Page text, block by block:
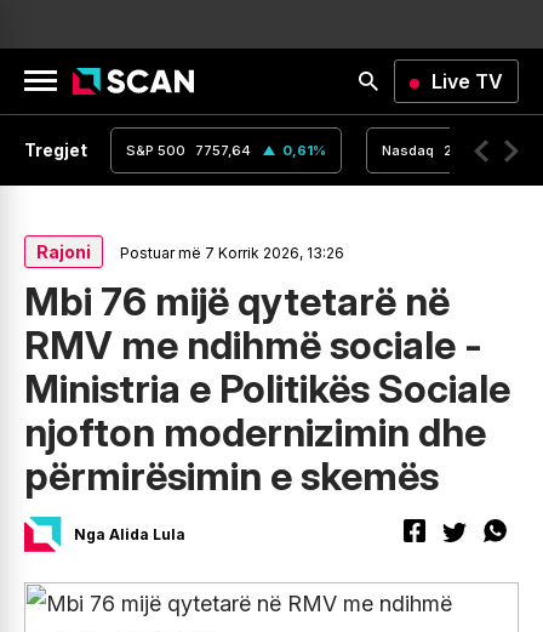
Live TV
Tregjet
0% S&P 500 7757,64 0,61% Nasdaq 26690,62
Rajoni Postuar më 7 Korrik 2026, 13:26
Mbi 76 mijë qytetarë në
RMV me ndihmë sociale -
Ministria e Politikës Sociale
njofton modernizimin dhe
përmirësimin e skemës
Nga Alida Lula